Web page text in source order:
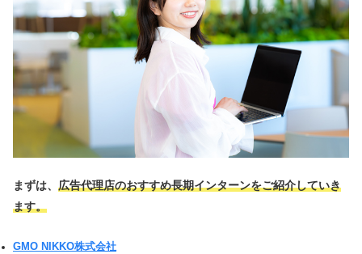
まずは、 広告代理店のおすすめ長期インターンをご紹介していき
ます。
GMO NIKKO株式会社